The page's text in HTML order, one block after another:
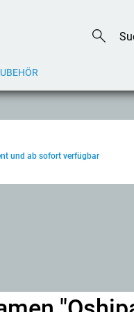
und ab sofort verfügbar